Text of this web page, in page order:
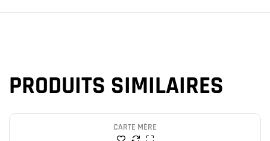
PRODUITS SIMILAIRES
CARTE MÈRE